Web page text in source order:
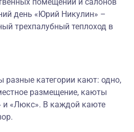
день «Юрий Никулин» –
трехпалубный теплоход в
разные категории кают: одно,
размещение, каюты
и «Люкс». В каждой каюте